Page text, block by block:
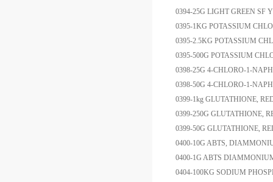
0394-25G LIGHT GREEN SF
0395-1KG POTASSIUM
0395-2.5KG POTASSIUM
0395-500G POTASSIUM
0398-25G 4-CHLORO-1-
0398-50G 4-CHLORO-1-
0399-1kg GLUTATHIONE,
0399-250G GLUTATHIONE,
0399-50G GLUTATHIONE,
0400-10G ABTS,
0400-1G ABTS
0404-100KG SODIUM